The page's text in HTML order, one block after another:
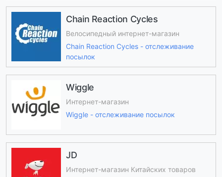
Chain Reaction Cycles
Велосипедный интернет-магазин
Chain Reaction Cycles - отслеживание
посылок
Wiggle
Интернет-магазин
Wiggle - отслеживание посылок
JD
Интернет-магазин Китайских товаров